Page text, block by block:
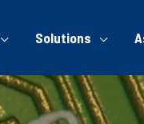
Solutions